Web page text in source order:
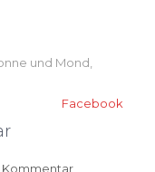
und Mond
Facebook
Kommentar